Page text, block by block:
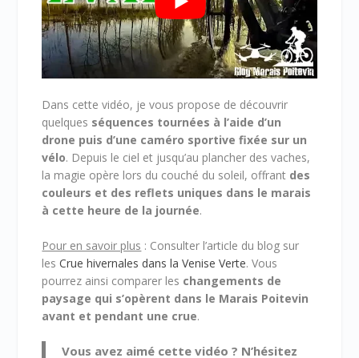
Dans cette vidéo, je vous propose de découvrir
quelques séquences tournées à l’aide d’un
drone puis d’une caméro sportive fixée sur un
vélo. Depuis le ciel et jusqu’au plancher des vaches,
la magie opère lors du couché du soleil, offrant des
couleurs et des reflets uniques dans le marais
à cette heure de la journée.
Pour en savoir plus : Consulter l’article du blog sur
lesCrue hivernales dans la Venise Verte. Vous
pourrez ainsi comparer les changements de
paysage qui s’opèrent dans le Marais Poitevin
avant et pendant une crue.
Vous avez aimé cette vidéo ? N’hésitez